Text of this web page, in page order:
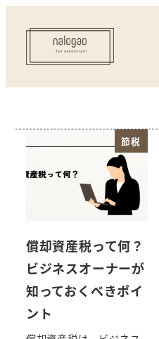
節税
償却資産税って何？
ビジネスオーナーが
知っておくべきポイ
ント